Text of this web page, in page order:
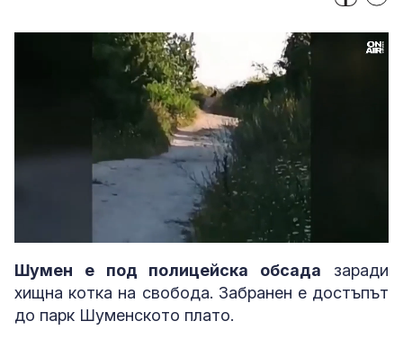
Шумен е под полицейска обсада заради
хищна котка на свобода. Забранен е достъпът
до парк Шуменското плато.